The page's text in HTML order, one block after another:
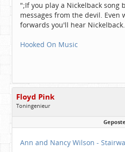
";If you play a Nickelback song
messages from the devil. Even
forwards you'll hear
Hooked On Music
Floyd Pink
Toningenieur
Geschlecht:
keine Angabe
Beiträge:
7827
Ann and Nancy Wilson -